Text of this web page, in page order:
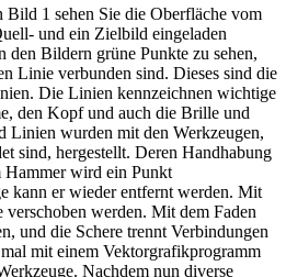
Bild 1 sehen Sie die Oberfläche vom
und ein Zielbild eingeladen
den Bildern grüne Punkte zu sehen,
Linie verbunden sind. Dieses sind die
Die Linien kennzeichnen wichtige
den Kopf und auch die Brille und
Linien wurden mit den Werkzeugen,
sind, hergestellt. Deren Handhabung
Hammer wird ein Punkt
kann er wieder entfernt werden. Mit
werden. Mit dem Faden
und die Schere trennt Verbindungen
mit einem Vektorgrafikprogramm
Nachdem nun diverse